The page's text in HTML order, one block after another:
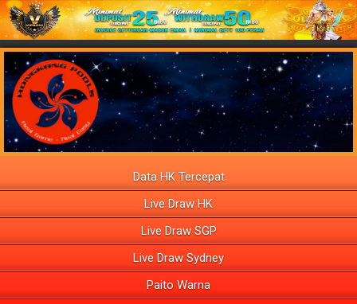
Data HK Tercepat
Live Draw HK
Live Draw SGP
Live Draw Sydney
Paito Warna